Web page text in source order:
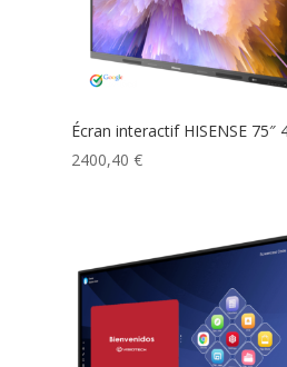
Écran interactif HISENSE 75″
2400,40 €